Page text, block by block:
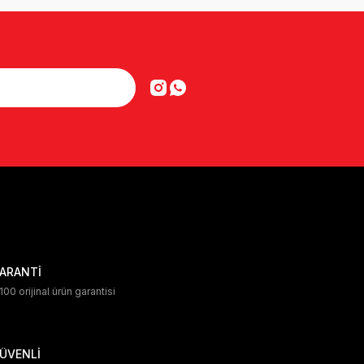
orijinal ürün garantisi